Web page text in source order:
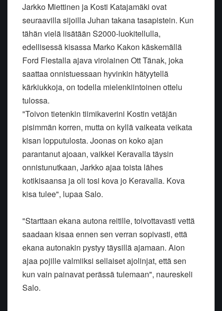
Jarkko Miettinen ja Kosti Katajamäki ovat
seuraavilla sijoilla Juhan takana tasapistein. Kun
tähän vielä lisätään S2000-luokitellulla,
edellisessä kisassa Marko Kakon käskemällä
Ford Fiestalla ajava virolainen Ott Tänak, joka
saattaa onnistuessaan hyvinkin hätyytellä
kärkiukkoja, on todella mielenkiintoinen ottelu
tulossa.
"Toivon tietenkin tiimikaverini Kostin vetäjän
pisimmän korren, mutta on kyllä vaikeata veikata
kisan lopputulosta. Joonas on koko ajan
parantanut ajoaan, vaikkei Keravalla täysin
onnistunutkaan, Jarkko ajaa toista lähes
kotikisaansa ja oli tosi kova jo Keravalla. Kova
kisa tulee", lupaa Salo.
"Starttaan ekana autona reitille, toivottavasti vettä
saadaan kisaa ennen sen verran sopivasti, että
ekana autonakin pystyy täysillä ajamaan. Aion
ajaa pojille valmiiksi sellaiset ajolinjat, että sen
kun vain painavat perässä tulemaan", naureskeli
Salo.